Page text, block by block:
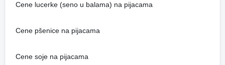
Cene lucerke (seno u balama) na pijacama
Cene pšenice na pijacama
Cene soje na pijacama